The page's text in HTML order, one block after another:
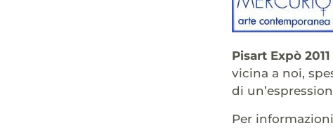
Pisart Expò 2011
vicina a noi,
di
Per